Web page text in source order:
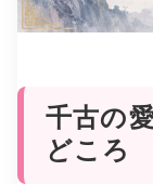
千古の
どころ